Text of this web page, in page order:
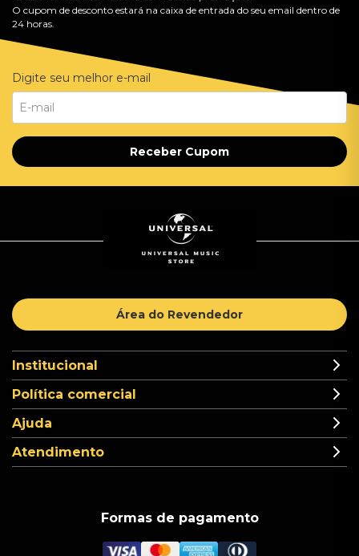
O cupom de desconto estará na caixa de entrada do seu email dentro de
24 horas.
Digite seu melhor e-mail
Receber Cupom
Área do Revendedor
Institucional
Política comercial
Ajuda
Atendimento
Formas de pagamento